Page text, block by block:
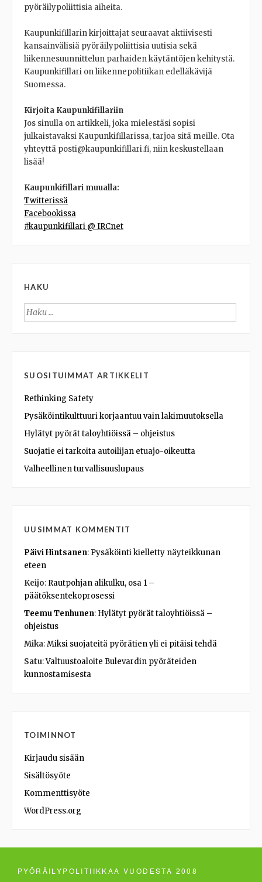
pyöräilypoliittisia aiheita.
Kaupunkifillarin kirjoittajat seuraavat aktiivisesti
kansainvälisiä pyöräilypoliittisia uutisia sekä
liikennesuunnittelun parhaiden käytäntöjen kehitystä.
Kaupunkifillari on liikennepolitiikan edelläkävijä
Suomessa.
Kirjoita Kaupunkifillariin
Jos sinulla on artikkeli, joka mielestäsi sopisi
julkaistavaksi Kaupunkifillarissa, tarjoa sitä meille. Ota
yhteyttä posti@kaupunkifillari.fi, niin keskustellaan
lisää!
Kaupunkifillari muualla:
Twitterissä
Facebookissa
#kaupunkifillari @ IRCnet
HAKU
Haku:
SUOSITUIMMAT ARTIKKELIT
Rethinking Safety
Pysäköintikulttuuri korjaantuu vain lakimuutoksella
Hylätyt pyörät taloyhtiöissä – ohjeistus
Suojatie ei tarkoita autoilijan etuajo-oikeutta
Valheellinen turvallisuuslupaus
UUSIMMAT KOMMENTIT
Päivi Hintsanen: Pysäköinti kielletty näyteikkunan
eteen
Keijo: Rautpohjan alikulku, osa 1 –
päätöksentekoprosessi
Teemu Tenhunen: Hylätyt pyörät taloyhtiöissä –
ohjeistus
Mika:Miksi suojateitä pyörätien yli ei pitäisi tehdä
Satu:Valtuustoaloite Bulevardin pyöräteiden
kunnostamisesta
TOIMINNOT
Kirjaudu sisään
Sisältösyöte
Kommenttisyöte
WordPress.org
PYÖRÄILYPOLITIIKKAA VUODESTA 2008